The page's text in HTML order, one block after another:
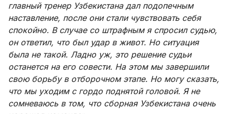
главный тренер Узбекистана дал подопечным
наставление, после они стали чувствовать себя
спокойно. В случае со штрафным я спросил судью,
он ответил, что был удар в живот. Но ситуация
была не такой. Ладно уж, это решение судьи
останется на его совести. На этом мы завершили
свою борьбу в отборочном этапе. Но могу сказать,
что мы уходим с гордо поднятой головой. Я не
сомневаюсь в том, что сборная Узбекистана очень